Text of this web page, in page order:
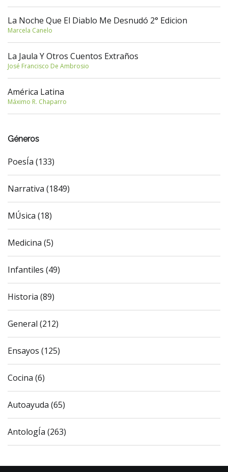
La Noche Que El Diablo Me Desnudó 2° Edicion
Marcela Canelo
La Jaula Y Otros Cuentos Extraños
José Francisco De Ambrosio
América Latina
Máximo R. Chaparro
Géneros
PoesÍa (133)
Narrativa (1849)
MÚsica (18)
Medicina (5)
Infantiles (49)
Historia (89)
General (212)
Ensayos (125)
Cocina (6)
Autoayuda (65)
AntologÍa (263)